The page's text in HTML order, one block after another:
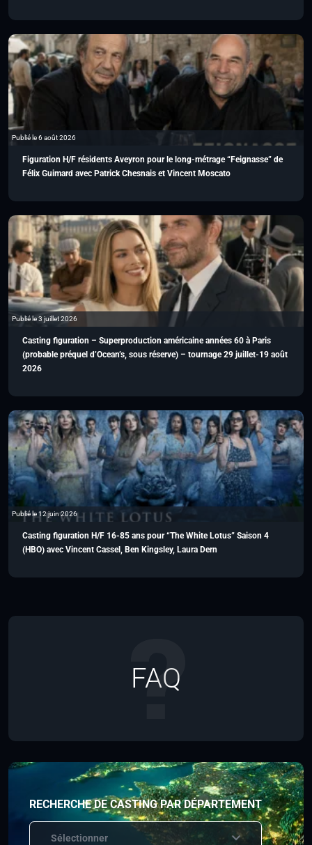
Publié le 6 août 2026
Figuration H/F résidents Aveyron pour le long-métrage “Feignasse” de
Félix Guimard avec Patrick Chesnais et Vincent Moscato
Publié le 3 juillet 2026
Casting figuration – Superproduction américaine années 60 à Paris
(probable préquel d’Ocean’s, sous réserve) – tournage 29 juillet-19 août
2026
Publié le 12 juin 2026
Casting figuration H/F 16-85 ans pour “The White Lotus” Saison 4
(HBO) avec Vincent Cassel, Ben Kingsley, Laura Dern
FAQ
RECHERCHE DE CASTING PAR DÉPARTEMENT
Sélectionner